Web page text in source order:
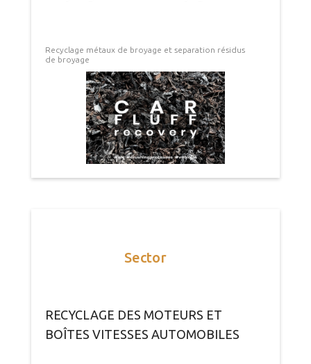
Recyclage métaux de broyage et separation résidus
de broyage
Sector
RECYCLAGE DES MOTEURS ET
BOÎTES VITESSES AUTOMOBILES